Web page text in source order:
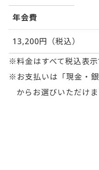
年会費
13,200円（税込）
料金はすべて税込表示
お支払いは「現金・
からお選びいただけま